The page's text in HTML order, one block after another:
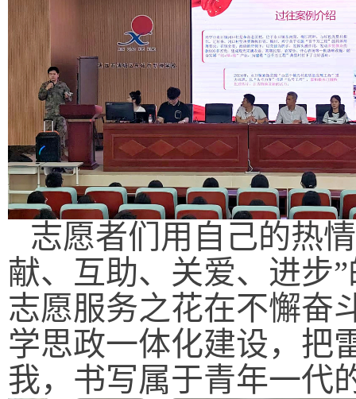
志愿者们用自己的热
献、互助、关爱、进步
志愿服务之花在不懈奋
学思政一体化建设，把
我，书写属于青年一代